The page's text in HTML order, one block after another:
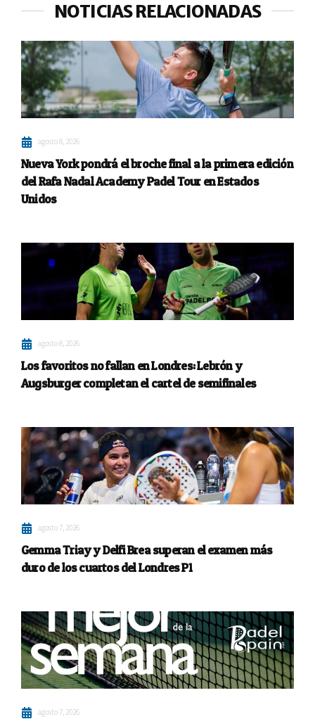
NOTICIAS RELACIONADAS
agosto 8, 2026
Nueva York pondrá el broche final a la primera edición
del Rafa Nadal Academy Padel Tour en Estados
Unidos
agosto 8, 2026
Los favoritos no fallan en Londres: Lebrón y
Augsburger completan el cartel de semifinales
agosto 7, 2026
Gemma Triay y Delfi Brea superan el examen más
duro de los cuartos del Londres P1
agosto 7, 2026